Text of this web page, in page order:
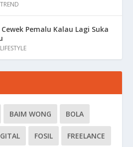
TREND
Pemalu Kalau Lagi Suka
LIFESTYLE
BAIM WONG BOLA
FOSIL FREELANCE